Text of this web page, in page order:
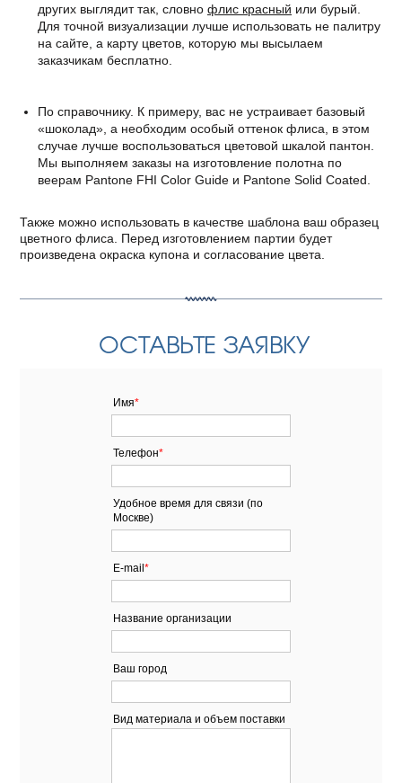
других выглядит так, словно флис красный или бурый.
Для точной визуализации лучше использовать не палитру
на сайте, а карту цветов, которую мы высылаем
заказчикам бесплатно.
По справочнику. К примеру, вас не устраивает базовый
«шоколад», а необходим особый оттенок флиса, в этом
случае лучше воспользоваться цветовой шкалой пантон.
Мы выполняем заказы на изготовление полотна по
веерам Pantone FHI Color Guide и Pantone Solid Coated.
Также можно использовать в качестве шаблона ваш образец
цветного флиса. Перед изготовлением партии будет
произведена окраска купона и согласование цвета.
ОСТАВЬТЕ ЗАЯВКУ
Имя*
Телефон*
Удобное время для связи (по
Москве)
E-mail*
Название организации
Ваш город
Вид материала и объем поставки